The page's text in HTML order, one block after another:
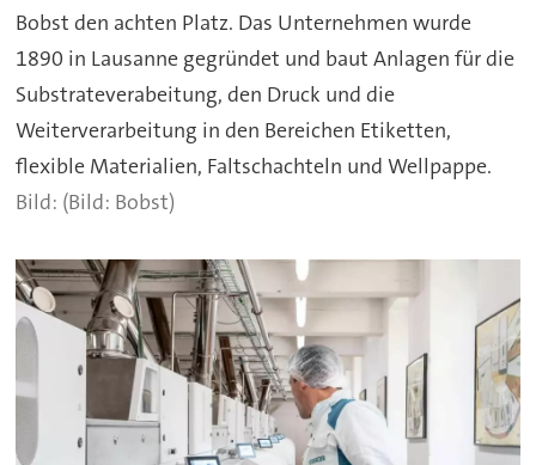
Bobst den achten Platz. Das Unternehmen wurde
1890 in Lausanne gegründet und baut Anlagen für die
Substrateverabeitung, den Druck und die
Weiterverarbeitung in den Bereichen Etiketten,
flexible Materialien, Faltschachteln und Wellpappe.
(Bild: Bobst)